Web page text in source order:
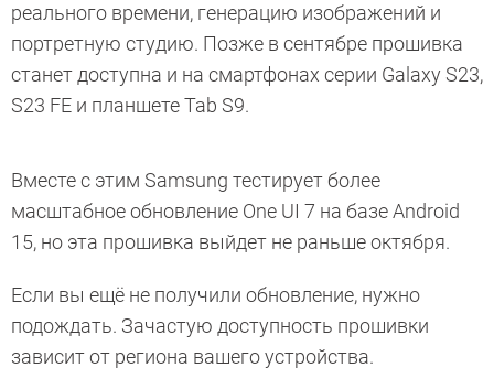
реального времени, генерацию изображений и
портретную студию. Позже в сентябре прошивка
станет доступна и на смартфонах серии Galaxy S23,
S23 FE и планшете Tab S9.
Вместе с этим Samsung тестирует более
масштабное обновление One UI 7 на базе Android
15, но эта прошивка выйдет не раньше октября.
Если вы ещё не получили обновление, нужно
подождать. Зачастую доступность прошивки
зависит от региона вашего устройства.